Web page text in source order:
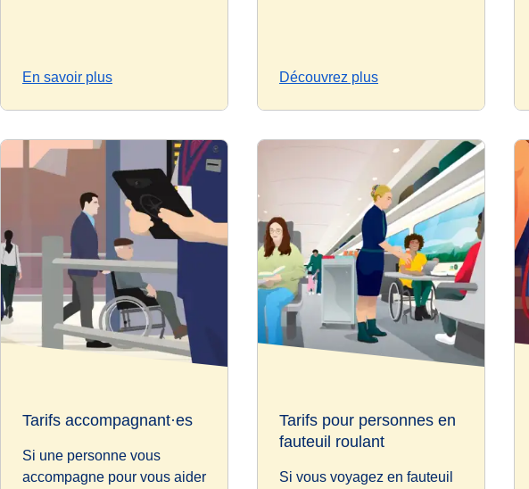
En savoir plus Découvrez plus
Tarifs accompagnant·es
Si une personne vous
accompagne pour vous aider
Tarifs pour personnes en
fauteuil roulant
Si vous voyagez en fauteuil